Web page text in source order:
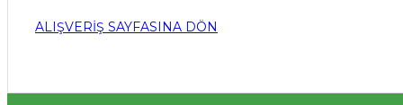
ALIŞVERIŞ SAYFASINA DÖN